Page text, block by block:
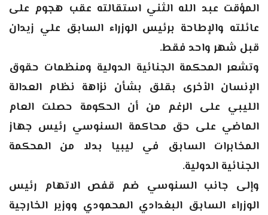
المؤقت عبد الله الثني استقالته عقب هجوم على
عائلته والإطاحة برئيس الوزراء السابق علي زيدان
قبل شهر واحد فقط.
وتشعر المحكمة الجنائية الدولية ومنظمات حقوق
الإنسان الأخرى بقلق بشأن نزاهة نظام العدالة
الليبي على الرغم من أن الحكومة حصلت العام
الماضي على حق محاكمة السنوسي رئيس جهاز
المخابرات السابق في ليبيا بدلا من المحكمة
الجنائية الدولية.
وإلى جانب السنوسي ضم قفص الاتهام رئيس
الوزراء السابق البغدادي المحمودي ووزير الخارجية